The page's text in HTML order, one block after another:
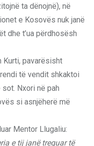
ta dënojnë), në
e Kosovës nuk janë
dhe t’ua përdhosësh
Kurti, pavarësisht
të vendit shkaktoi
Nxori në pah
si asnjëherë më
Mentor Llugaliu:
e tij janë treguar të